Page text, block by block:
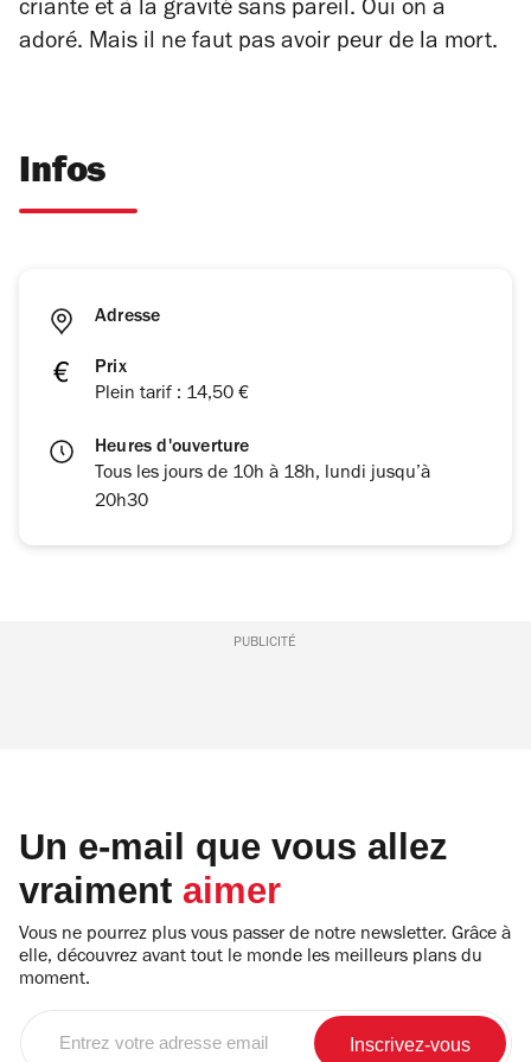
criante et à la gravité sans pareil. Oui on a
adoré. Mais il ne faut pas avoir peur de la mort.
Infos
Adresse
Prix
Plein tarif : 14,50 €
Heures d'ouverture
Tous les jours de 10h à 18h, lundi jusqu’à
20h30
PUBLICITÉ
Un e-mail que vous allez
vraiment aimer
Vous ne pourrez plus vous passer de notre newsletter. Grâce à
elle, découvrez avant tout le monde les meilleurs plans du
moment.